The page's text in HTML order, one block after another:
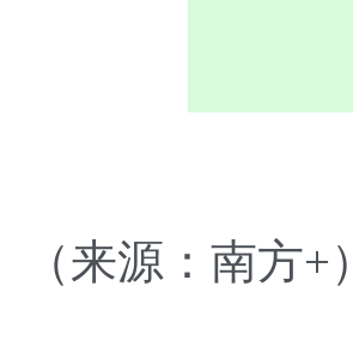
（来源：南方+）